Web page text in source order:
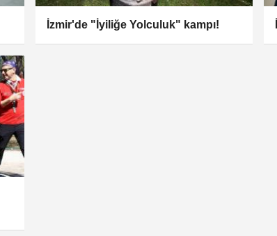
İzmir'de "İyiliğe Yolculuk" kampı!